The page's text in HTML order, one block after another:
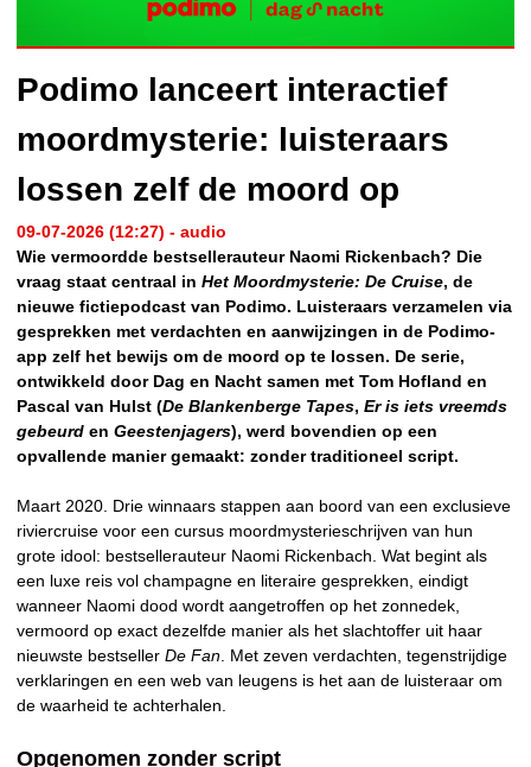
Podimo lanceert interactief
moordmysterie: luisteraars
lossen zelf de moord op
09-07-2026 (12:27) - audio
Wie vermoordde bestsellerauteur Naomi Rickenbach? Die
vraag staat centraal in Het Moordmysterie: De Cruise, de
nieuwe fictiepodcast van Podimo. Luisteraars verzamelen via
gesprekken met verdachten en aanwijzingen in de Podimo-
app zelf het bewijs om de moord op te lossen. De serie,
ontwikkeld door Dag en Nacht samen met Tom Hofland en
Pascal van Hulst (De Blankenberge Tapes, Er is iets vreemds
gebeurd en Geestenjagers), werd bovendien op een
opvallende manier gemaakt: zonder traditioneel script.
Maart 2020. Drie winnaars stappen aan boord van een exclusieve
riviercruise voor een cursus moordmysterieschrijven van hun
grote idool: bestsellerauteur Naomi Rickenbach. Wat begint als
een luxe reis vol champagne en literaire gesprekken, eindigt
wanneer Naomi dood wordt aangetroffen op het zonnedek,
vermoord op exact dezelfde manier als het slachtoffer uit haar
nieuwste bestseller De Fan . Met zeven verdachten, tegenstrijdige
verklaringen en een web van leugens is het aan de luisteraar om
de waarheid te achterhalen.
Opgenomen zonder script